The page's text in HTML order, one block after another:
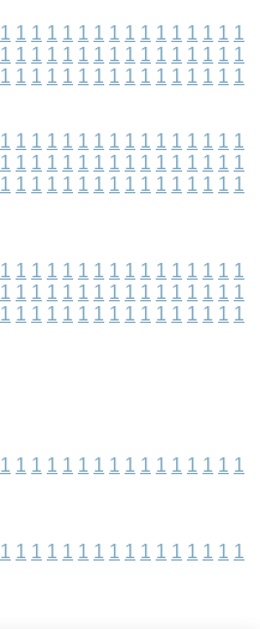
1 1 1 1 1 1 1 1 1 1 1 1 1 1 1 1
1 1 1 1 1 1 1 1 1 1 1 1 1 1 1 1
1 1 1 1 1 1 1 1 1 1 1 1 1 1 1 1
1 1 1 1 1 1 1 1 1 1 1 1 1 1 1 1
1 1 1 1 1 1 1 1 1 1 1 1 1 1 1 1
1 1 1 1 1 1 1 1 1 1 1 1 1 1 1 1
1 1 1 1 1 1 1 1 1 1 1 1 1 1 1 1
1 1 1 1 1 1 1 1 1 1 1 1 1 1 1 1
1 1 1 1 1 1 1 1 1 1 1 1 1 1 1 1
1 1 1 1 1 1 1 1 1 1 1 1 1 1 1 1
1 1 1 1 1 1 1 1 1 1 1 1 1 1 1 1